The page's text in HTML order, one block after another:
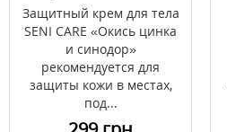
Защитный крем для тела
SENI CARE «Окись цинка
и синодор»
рекомендуется для
защиты кожи в местах,
под...